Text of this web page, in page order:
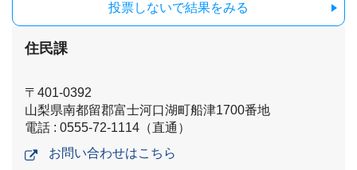
投票しないで結果をみる
住民課
〒401-0392
山梨県南都留郡富士河口湖町船津1700番地
電話 : 0555-72-1114（直通）
お問い合わせはこちら